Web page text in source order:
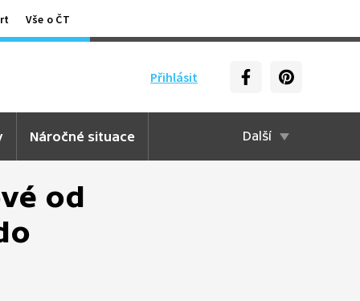
Vše o ČT
Přihlásit
Náročné situace Další
od